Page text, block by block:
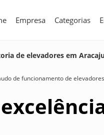
Empresa Categorias
de elevadores em Aracaju
de funcionamento de elevadores